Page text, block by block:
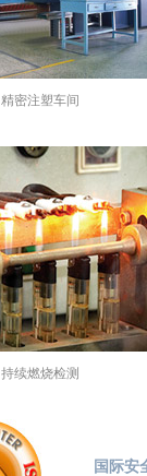
精密注塑车间
持续燃烧检测
国际安